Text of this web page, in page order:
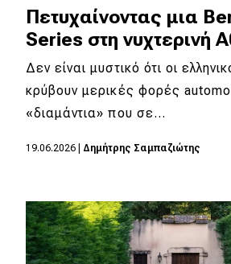
Νέα μοντέλα
Πρωτότυπα
Ελλάδα
Κόσμος
Απόψεις
Πετυχαίνοντας μια
Series στη νυχτερινή
Δεν είναι μυστικό ότι οι
κρύβουν μερικές φορές
«διαμάντια» που σε…
19.06.2026 Δημήτρης Σαμπαζιώτης